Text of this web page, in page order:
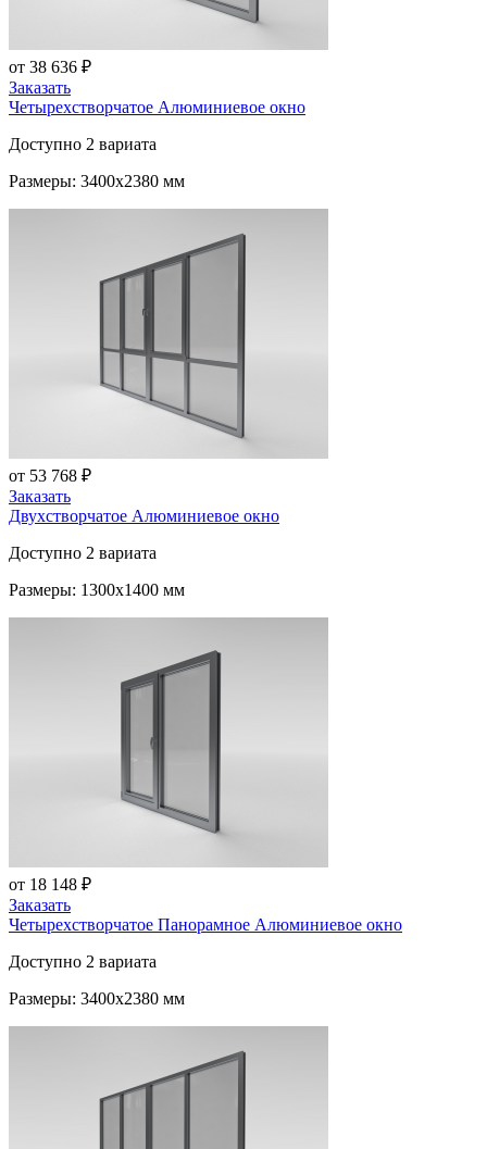
от 38 636 ₽
Заказать
Четырехстворчатое Алюминиевое окно
Доступно 2 вариата
Размеры: 3400x2380 мм
от 53 768 ₽
Заказать
Двухстворчатое Алюминиевое окно
Доступно 2 вариата
Размеры: 1300x1400 мм
от 18 148 ₽
Заказать
Четырехстворчатое Панорамное Алюминиевое окно
Доступно 2 вариата
Размеры: 3400x2380 мм